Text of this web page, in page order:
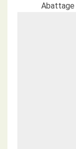
Abattage